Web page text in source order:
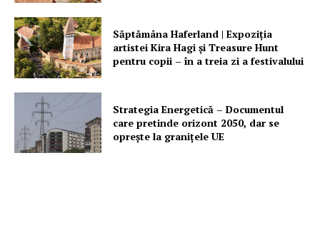
Săptămâna Haferland | Expoziţia
artistei Kira Hagi şi Treasure Hunt
pentru copii – în a treia zi a festivalului
Strategia Energetică – Documentul
care pretinde orizont 2050, dar se
oprește la granițele UE